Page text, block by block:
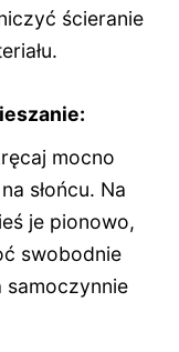
ścieranie
mocno
słońcu. Na
je pionowo,
swobodnie
samoczynnie